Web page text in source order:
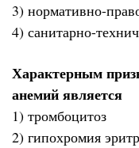
3) нормативно-
4) санитарно-
Характерным
анемий является
1) тромбоцитоз
2) гипохромия